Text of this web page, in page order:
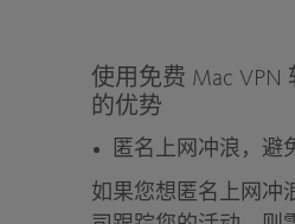
使用免费 Mac VPN
的优势
匿名上网冲浪，避
如果您想匿名上网冲